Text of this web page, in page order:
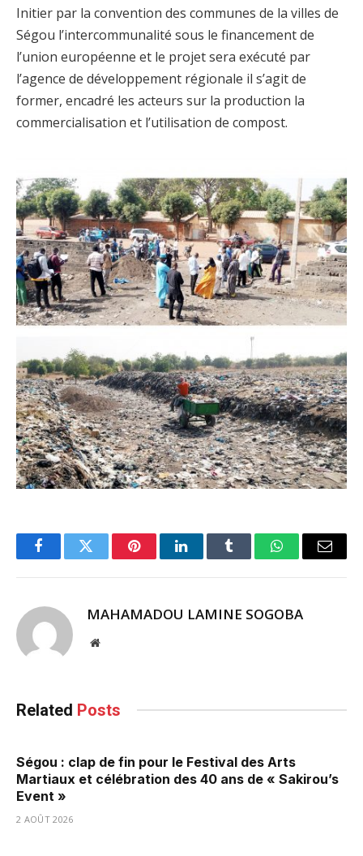
Initier par la convention des communes de la villes de
Ségou l’intercommunalité sous le financement de
l’union européenne et le projet sera exécuté par
l’agence de développement régionale il s’agit de
former, encadré les acteurs sur la production la
commercialisation et l’utilisation de compost.
FacebookTwitter PinterestLinkedInTumblr WhatsAppEmail
MAHAMADOU LAMINE SOGOBA
Website
Related Posts
Ségou : clap de fin pour le Festival des Arts
Martiaux et célébration des 40 ans de « Sakirou’s
Event »
2 AOÛT 2026